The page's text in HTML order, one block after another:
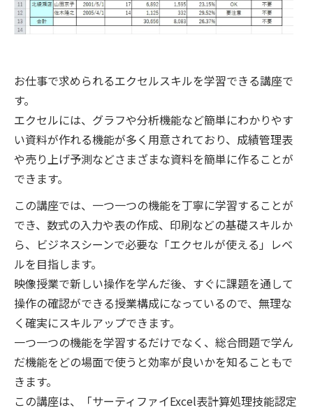
お仕事で求められるエクセルスキルを学習できる講座で
す。
エクセルには、グラフや分析機能など簡単にわかりやす
い資料が作れる機能が多く用意されており、成績管理表
や売り上げ予測などさまざまな資料を簡単に作ることが
できます。
この講座では、一つ一つの機能を丁寧に学習することが
でき、数式の入力や表の作成、印刷などの基礎スキルか
ら、ビジネスシーンで必要な「エクセルが使える」レベ
ルを目指します。
映像授業で新しい操作を学んだ後、すぐに課題を通して
操作の確認ができる授業構成になっているので、無理な
く確実にスキルアップできます。
一つ一つの機能を学習するだけでなく、総合問題で学ん
だ機能をどの場面で使うと効率が良いかを知ることもで
きます。
この講座は、「サーティファイExcel表計算処理技能認定